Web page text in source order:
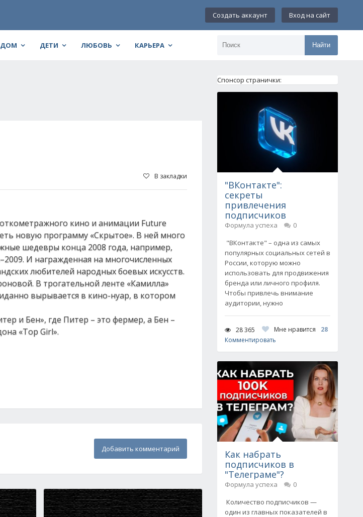
Создать аккаунт Вход на сайт
ДОМ ДЕТИ ЛЮБОВЬ КАРЬЕРА Найти
В закладки
кино и анимации Future
новую программу «Скрытое». В ней много
шедевры конца 2008 года, например,
И награжденная на многочисленных
любителей народных боевых искусств.
В трогательной ленте «Камилла»
вырывается в кино-нуар, в котором
и Бен», где Питер – это фермер, а Бен –
«Top Girl».
Добавить комментарий
Спонсор странички:
"ВКонтакте":
секреты
привлечения
подписчиков
Формула успеха
0
"ВКонтакте" – одна из самых
популярных социальных сетей в
России, которую можно
использовать для продвижения
бренда или личного профиля.
Чтобы привлечь внимание
аудитории, нужно
28 365 Мне нравится
28
Комментировать
Как набрать
подписчиков в
"Телеграме"?
Формула успеха
0
Количество подписчиков —
один из главных показателей в